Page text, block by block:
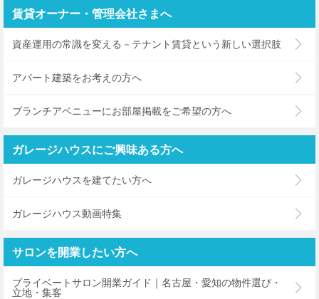
賃貸オーナー・管理会社さまへ
資産運用の常識を変える－テナント賃貸という新しい選択肢
アパート建築をお考えの方へ
ブランチアベニューにお部屋掲載をご希望の方へ
ガレージハウスにご興味ある方へ
ガレージハウスを建てたい方へ
ガレージハウス動画特集
サロンを開業したい方へ
プライベートサロン開業ガイド｜名古屋・愛知の物件選び・
立地・集客